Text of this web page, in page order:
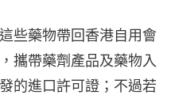
些藥物帶回香港自用會
攜帶藥劑產品及藥物入
的進口許可證；不過若